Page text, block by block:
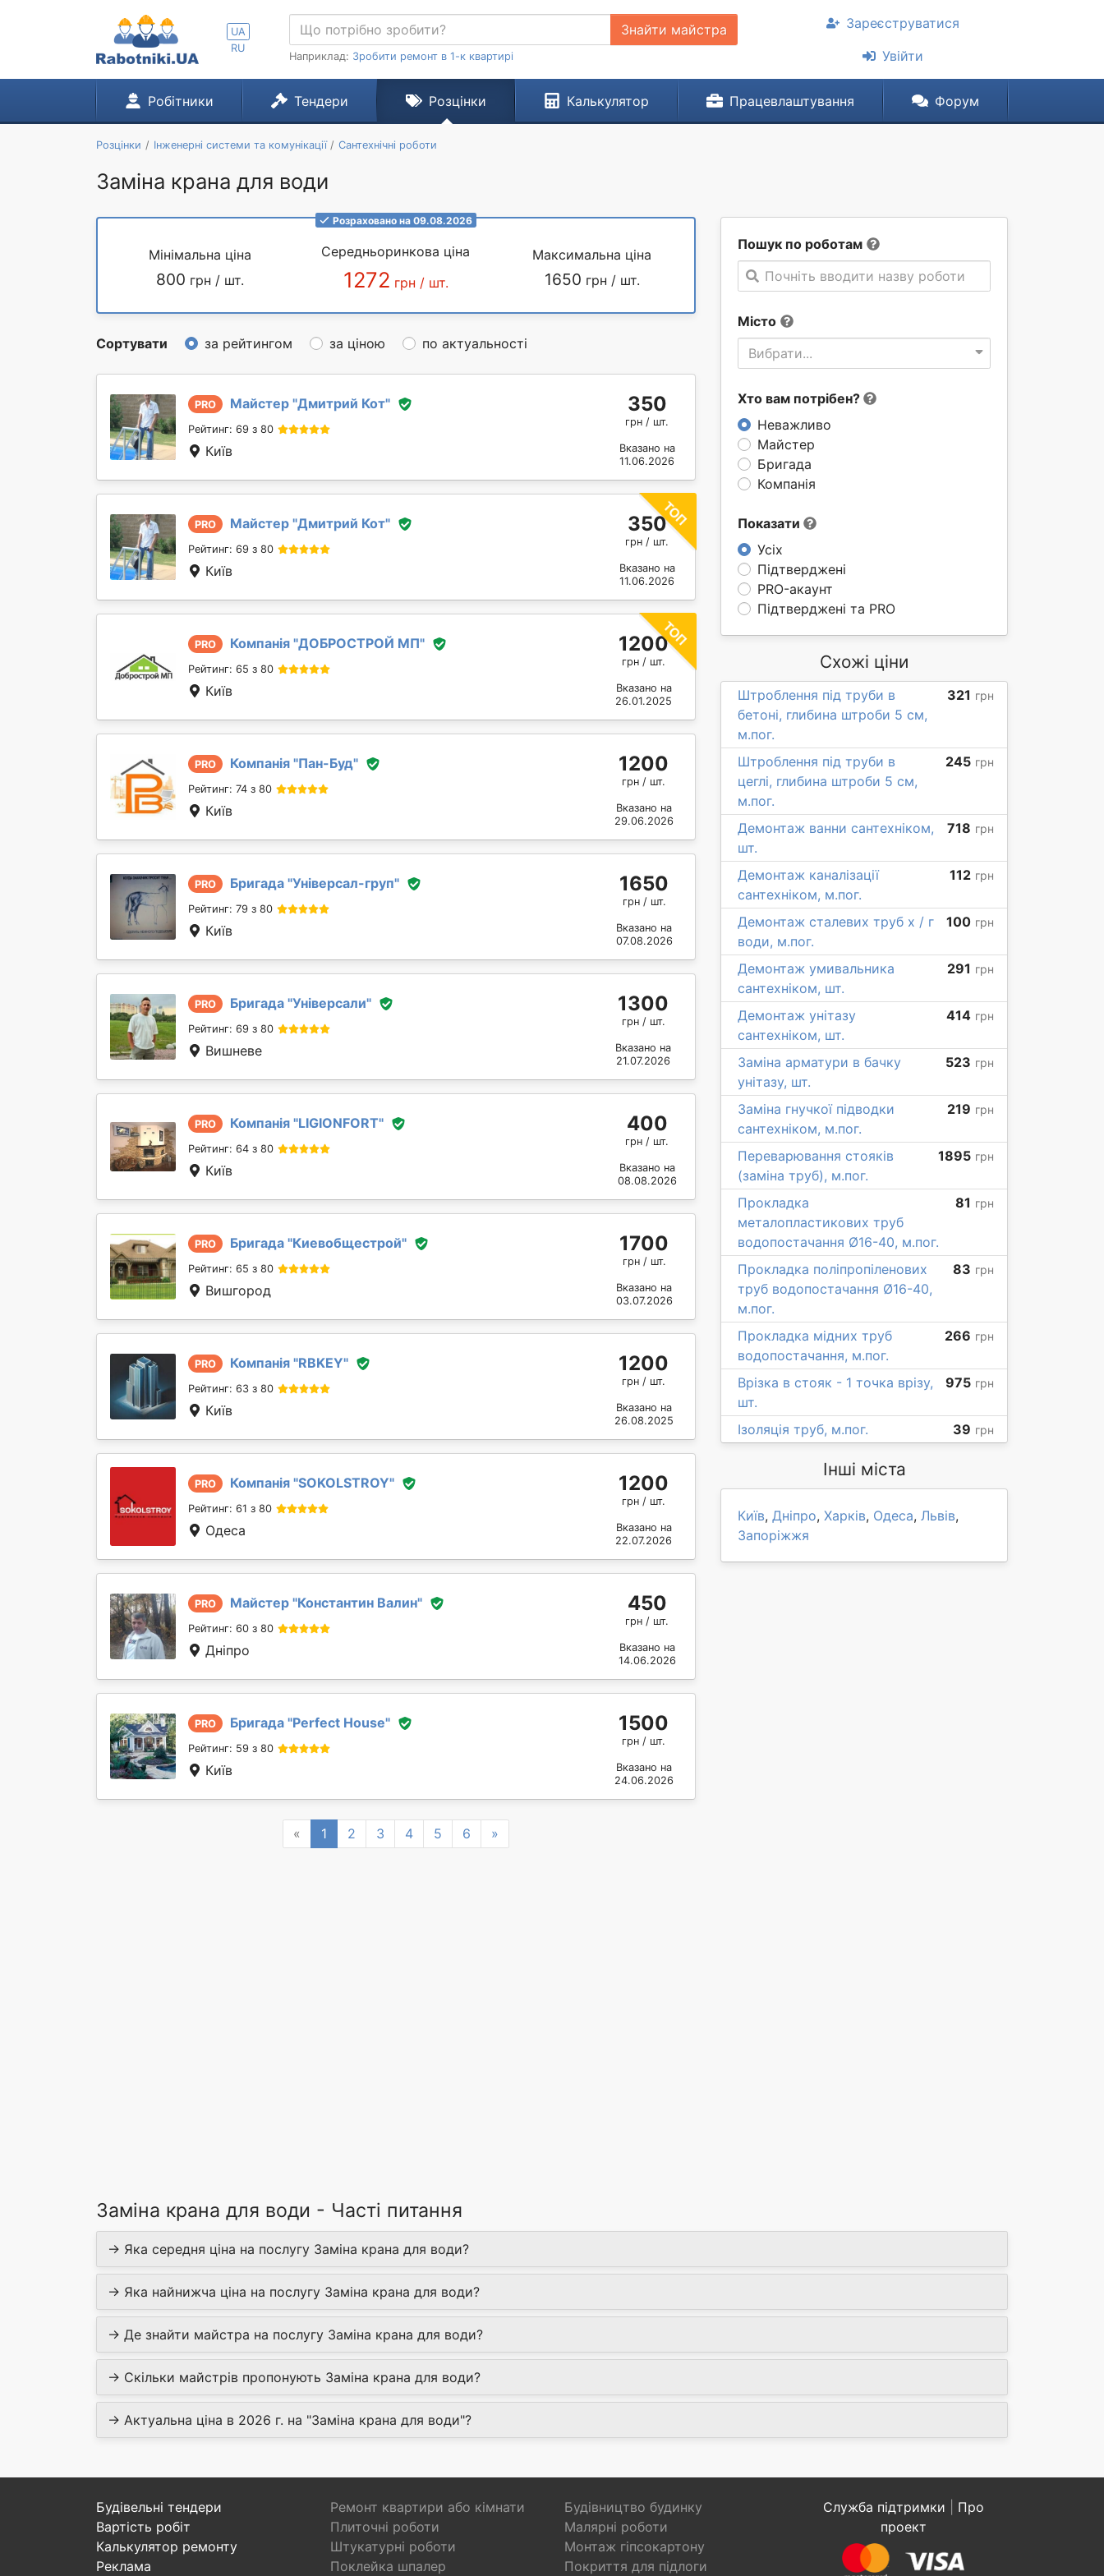
UA
RU
Знайти майстра
Наприклад: Зробити ремонт в 1-к квартирі
Зареєструватися
Увійти
Робітники Тендери Розцінки Калькулятор Працевлаштування Форум
Розцінки Інженерні системи та комунікації Сантехнічні роботи
Заміна крана для води
Пошук по роботам
Почніть вводити назву роботи
Місто
Вибрати...
Хто вам потрібен?
Неважливо
Майстер
Бригада
Компанія
Показати
Усіх
Підтверджені
PRO-акаунт
Підтверджені та PRO
Розраховано на 09.08.2026
Мінімальна ціна
800 грн / шт.
Середньоринкова ціна
1272 грн / шт.
Максимальна ціна
1650 грн / шт.
Сортувати за рейтингом за ціною по актуальності
PRO Майстер "Дмитрий Кот"
Рейтинг: 69 з 80
Київ
350
грн / шт.
Вказано на
11.06.2026
PRO Майстер "Дмитрий Кот"
Рейтинг: 69 з 80
Київ
350
грн / шт.
Вказано на
11.06.2026
PRO Компанія "ДОБРОСТРОЙ МП"
Рейтинг: 65 з 80
Київ
1200
грн / шт.
Вказано на
26.01.2025
PRO Компанія "Пан-Буд"
Рейтинг: 74 з 80
Київ
1200
грн / шт.
Вказано на
29.06.2026
PRO Бригада "Універсал-груп"
Рейтинг: 79 з 80
Київ
1650
грн / шт.
Вказано на
07.08.2026
PRO Бригада "Універсали"
Рейтинг: 69 з 80
Вишневе
1300
грн / шт.
Вказано на
21.07.2026
PRO Компанія "LIGIONFORT"
Рейтинг: 64 з 80
Київ
400
грн / шт.
Вказано на
08.08.2026
PRO Бригада "Киевобщестрой"
Рейтинг: 65 з 80
Вишгород
1700
грн / шт.
Вказано на
03.07.2026
PRO Компанія "RBKEY"
Рейтинг: 63 з 80
Київ
1200
грн / шт.
Вказано на
26.08.2025
PRO Компанія "SOKOLSTROY"
Рейтинг: 61 з 80
Одеса
1200
грн / шт.
Вказано на
22.07.2026
PRO Майстер "Константин Валин"
Рейтинг: 60 з 80
Дніпро
450
грн / шт.
Вказано на
14.06.2026
PRO Бригада "Perfect House"
Рейтинг: 59 з 80
Київ
1500
грн / шт.
Вказано на
24.06.2026
« Previous
1 2 3 4 5 6 »
Схожі ціни
Штроблення під труби в
бетоні, глибина штроби 5 см,
м.пог.
321 грн
Штроблення під труби в
цеглі, глибина штроби 5 см,
м.пог.
245 грн
Демонтаж ванни сантехніком,
шт.
718 грн
Демонтаж каналізації
сантехніком, м.пог.
112 грн
Демонтаж сталевих труб х / г
води, м.пог.
100 грн
Демонтаж умивальника
сантехніком, шт.
291 грн
Демонтаж унітазу
сантехніком, шт.
414 грн
Заміна арматури в бачку
унітазу, шт.
523 грн
Заміна гнучкої підводки
сантехніком, м.пог.
219 грн
Переварювання стояків
(заміна труб), м.пог.
1895 грн
Прокладка
металопластикових труб
водопостачання Ø16-40, м.пог.
81 грн
Прокладка поліпропіленових
труб водопостачання Ø16-40,
м.пог.
83 грн
Прокладка мідних труб
водопостачання, м.пог.
266 грн
Врізка в стояк - 1 точка врізу,
шт.
975 грн
Ізоляція труб, м.пог. 39 грн
Інші міста
Київ, Дніпро, Харків, Одеса, Львів,
Запоріжжя
Заміна крана для води - Часті питання
→ Яка середня ціна на послугу Заміна крана для води?
→ Яка найнижча ціна на послугу Заміна крана для води?
→ Де знайти майстра на послугу Заміна крана для води?
→ Скільки майстрів пропонують Заміна крана для води?
→ Актуальна ціна в 2026 г. на "Заміна крана для води"?
Будівельні тендери
Вартість робіт
Калькулятор ремонту
Реклама
Ремонт квартири або кімнати
Будівництво будинку
Плиточні роботи
Малярні роботи
Штукатурні роботи
Монтаж гіпсокартону
Поклейка шпалер
Покриття для підлоги
Служба підтримки
Про
проект